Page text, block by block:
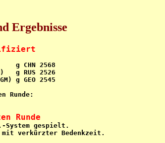
Ergebnisse
g CHN 2568
g RUS 2526
g GEO 2545
Runde:
Runde
System gespielt.
verkürzter Bedenkzeit.